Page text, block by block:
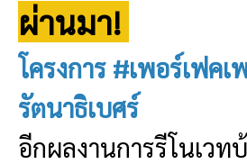
ผ่านมา!
โครงการ #เพอร์เฟคเ
รัตนาธิเบศร์
อีกผลงานการรีโนเวท